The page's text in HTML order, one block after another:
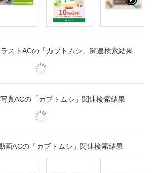
ストACの「カブトムシ」関連検索結果
写真ACの「カブトムシ」関連検索結果
画ACの「カブトムシ」関連検索結果